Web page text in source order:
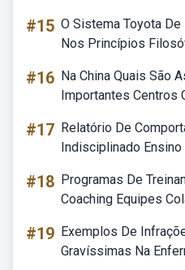
#15 O Sistema Toyota
Nos Princípios
#16 Na China Quais São
Importantes Centros
#17 Relatório De
Indisciplinado Ensino
#18 Programas De
Coaching Equipes
#19 Exemplos De
Gravíssimas Na